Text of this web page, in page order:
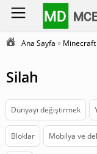
MD
Ana Sayfa »
Silah
Dünyayı değiştirmek
Bloklar Mobilya ve